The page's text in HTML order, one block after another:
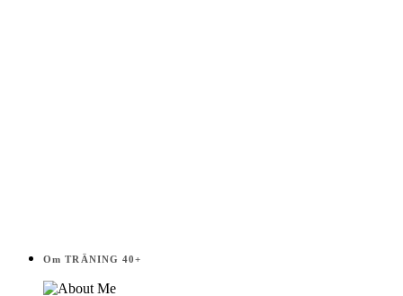
Om TRÄNING 40+